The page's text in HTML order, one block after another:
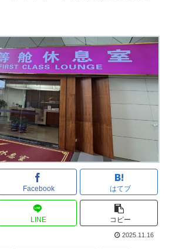
Facebook はてブ
LINE コピー
2025.11.16